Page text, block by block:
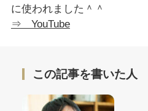
に使われました＾＾
⇒ YouTube
この記事を書いた人